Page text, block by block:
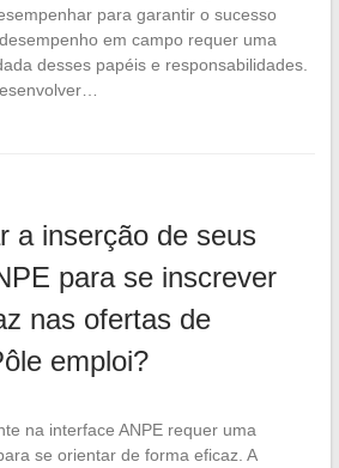
para garantir o sucesso
em campo requer uma
desses papéis e responsabilidades.
a inserção de seus
para se inscrever
nas ofertas de
emploi?
na interface ANPE requer uma
se orientar de forma eficaz. A